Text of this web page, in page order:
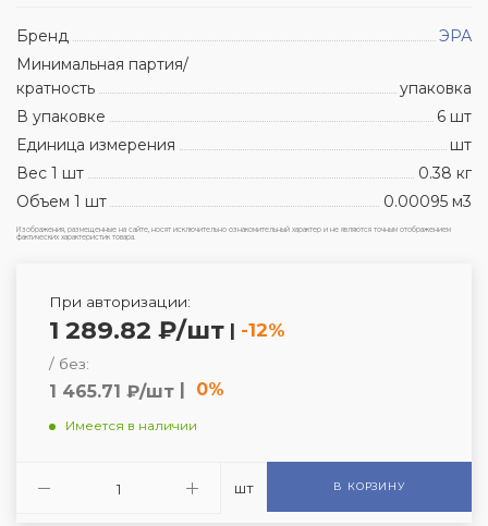
Бренд
ЭРА
Минимальная партия/
кратность
упаковка
В упаковке
6 шт
Единица измерения
шт
Вес 1 шт
0.38 кг
Объем 1 шт
0.00095 м3
Изображения, размещенные на сайте, носят исключительно ознакомительный характер и не являются точным отображением
фактических характеристик товара.
При авторизации:
1 289.82 ₽/шт | -12%
/ без:
1 465.71 ₽/шт | 0%
Имеется в наличии
шт В КОРЗИНУ